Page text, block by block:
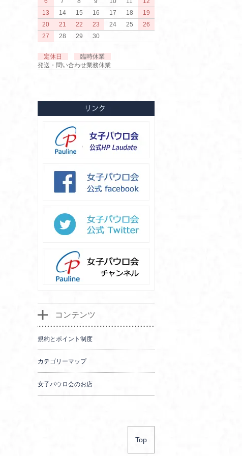
13
14 15 16 17 18
19
20
21 22 23 24 25
26
27
28 29 30
定休日
臨時休業
発送・問い合わせ業務休業
コンテンツ
規約とポイント制度
カテゴリーマップ
女子パウロ会のお店
Top